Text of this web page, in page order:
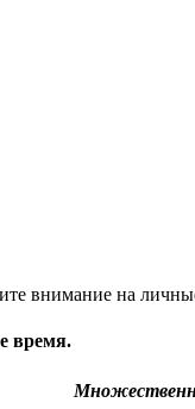
внимание на
время.